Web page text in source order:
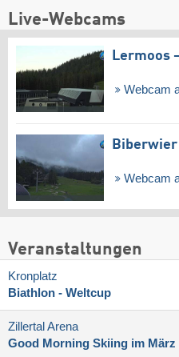
Live-Webcams
Lermoos
Webcam
Webcam
Veranstaltungen
Kronplatz
Biathlon - Weltcup
Zillertal Arena
Good Morning Skiing im März